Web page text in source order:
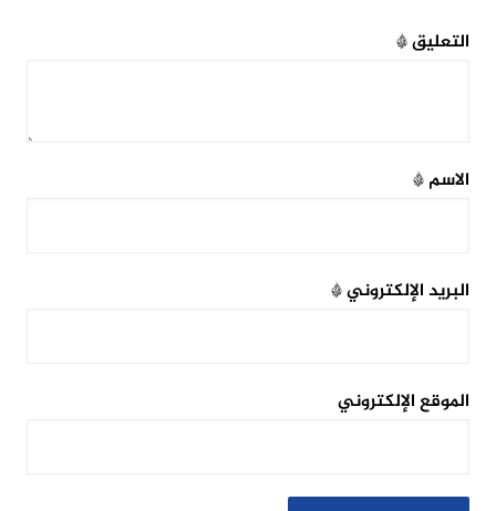
التعليق*
الاسم*
البريد الإلكتروني*
الموقع الإلكتروني